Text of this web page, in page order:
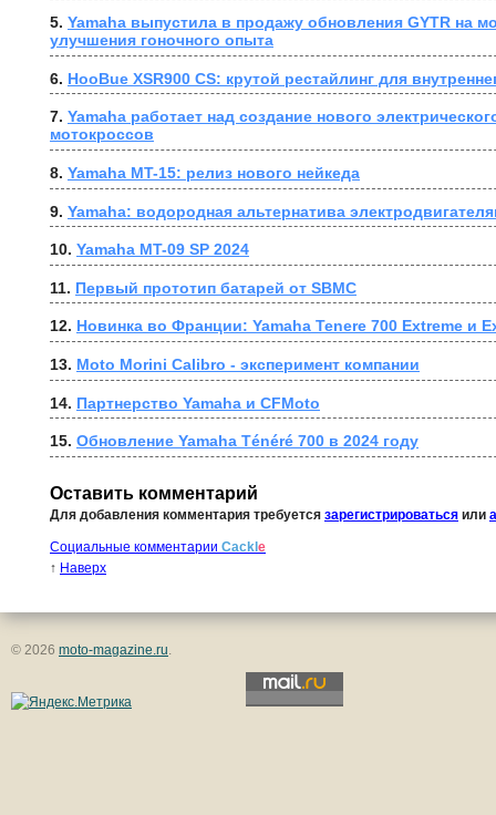
5. Yamaha выпустила в продажу обновления GYTR на
улучшения гоночного опыта
6. HooBue XSR900 CS: крутой рестайлинг для
7. Yamaha работает над создание нового
мотокроссов
8. Yamaha MT-15: релиз нового нейкеда
9. Yamaha: водородная альтернатива
10. Yamaha MT-09 SP 2024
11. Первый прототип батарей от SBMC
12. Новинка во Франции: Yamaha Tenere 700 Extreme и
13. Moto Morini Calibro - эксперимент компании
14. Партнерство Yamaha и CFMoto
15. Обновление Yamaha Ténéré 700 в 2024 году
Оставить комментарий
Для добавления комментария требуется зарегистрироваться или
Социальные комментарии Cackl e
↑ Наверх
© 2026 moto-magazine.ru.